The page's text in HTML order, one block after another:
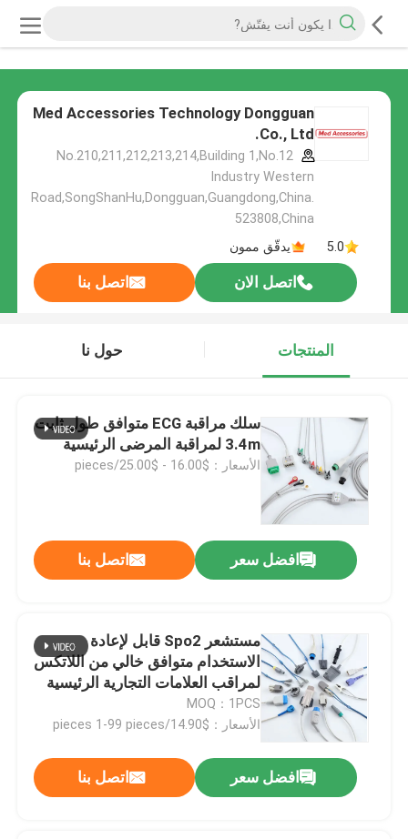
Med Accessories Technology Dongguan
Co., Ltd.
No.210,211,212,213,214,Building 1,No.12
Industry Western
Road,SongShanHu,Dongguan,Guangdong,China.
523808,China
5.0
يدقّق ممون
اتصل الان اتصل بنا
المنتجات حول نا
سلك مراقبة ECG متوافق طول ثابت
3.4m لمراقبة المرضى الرئيسية
الأسعار：$16.00 - $25.00/pieces
افضل سعر اتصل بنا
مستشعر Spo2 قابل لإعادة
الاستخدام متوافق خالي من اللاتكس
لمراقب العلامات التجارية الرئيسية
MOQ：1PCS
الأسعار：$14.90/pieces 1-99 pieces
افضل سعر اتصل بنا